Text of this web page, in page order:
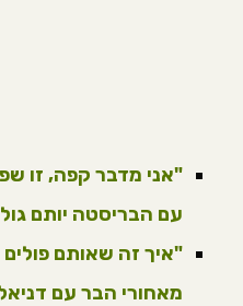
"אני מדבר קפה, זו
עם הבריסטה יותם
"איך זה שאותם
מאחורי הבר עם